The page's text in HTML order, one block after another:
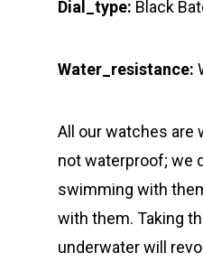
Dial_type: Black
Water_resistance:
All our watches are
not waterproof; we
swimming with
with them. Taking
underwater will